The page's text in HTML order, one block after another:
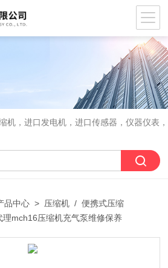
机，进口发电机，进口传感器，仪器仪表
品中心 > 压缩机 /便携式压缩
mch16压缩机充气泵​维修保养